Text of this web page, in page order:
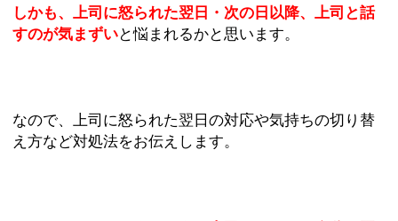
しかも、上司に怒られた翌日・次の日以降、上司と話
すのが気まずいと悩まれるかと思います。
なので、上司に怒られた翌日の対応や気持ちの切り替
え方など対処法をお伝えします。